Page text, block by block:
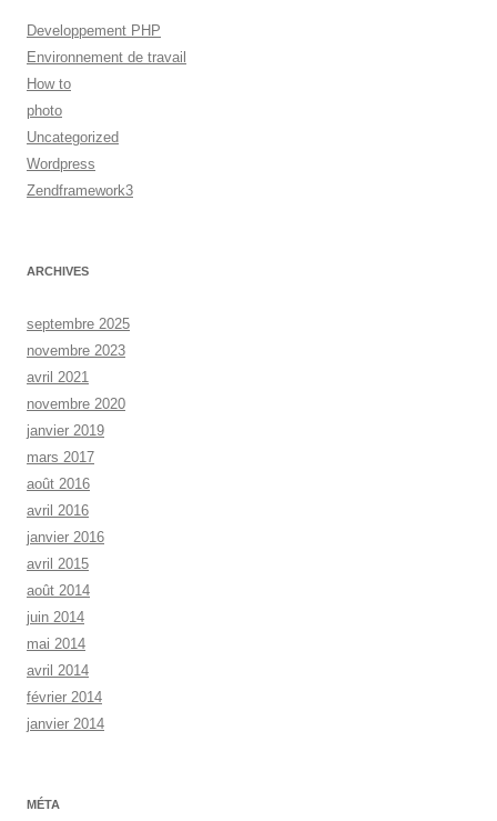
Developpement PHP
Environnement de travail
How to
photo
Uncategorized
Wordpress
Zendframework3
ARCHIVES
septembre 2025
novembre 2023
avril 2021
novembre 2020
janvier 2019
mars 2017
août 2016
avril 2016
janvier 2016
avril 2015
août 2014
juin 2014
mai 2014
avril 2014
février 2014
janvier 2014
MÉTA